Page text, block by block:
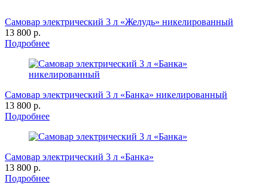
Самовар электрический 3 л «Желудь» никелированный
13 800 р.
Подробнее
Самовар электрический 3 л «Банка» никелированный
13 800 р.
Подробнее
Самовар электрический 3 л «Банка»
13 800 р.
Подробнее